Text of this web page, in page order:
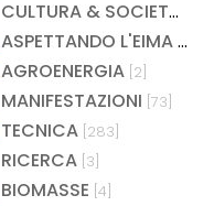
CULTURA & SOCIETÀ
ASPETTANDO L'EIMA [4]
AGROENERGIA [2]
MANIFESTAZIONI [73]
TECNICA [283]
RICERCA [3]
BIOMASSE [4]